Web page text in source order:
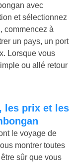
avec
et sélectionnez
commencez à
un pays, un port
Lorsque vous
ou allé retour
le voyage de
montrer toutes
sûr que vous